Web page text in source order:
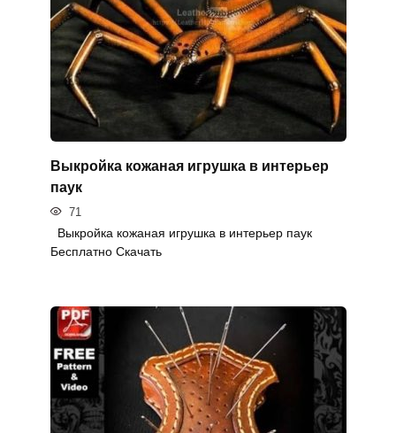
Выкройка кожаная игрушка в интерьер
паук
71
Выкройка кожаная игрушка в интерьер паук
Бесплатно Скачать